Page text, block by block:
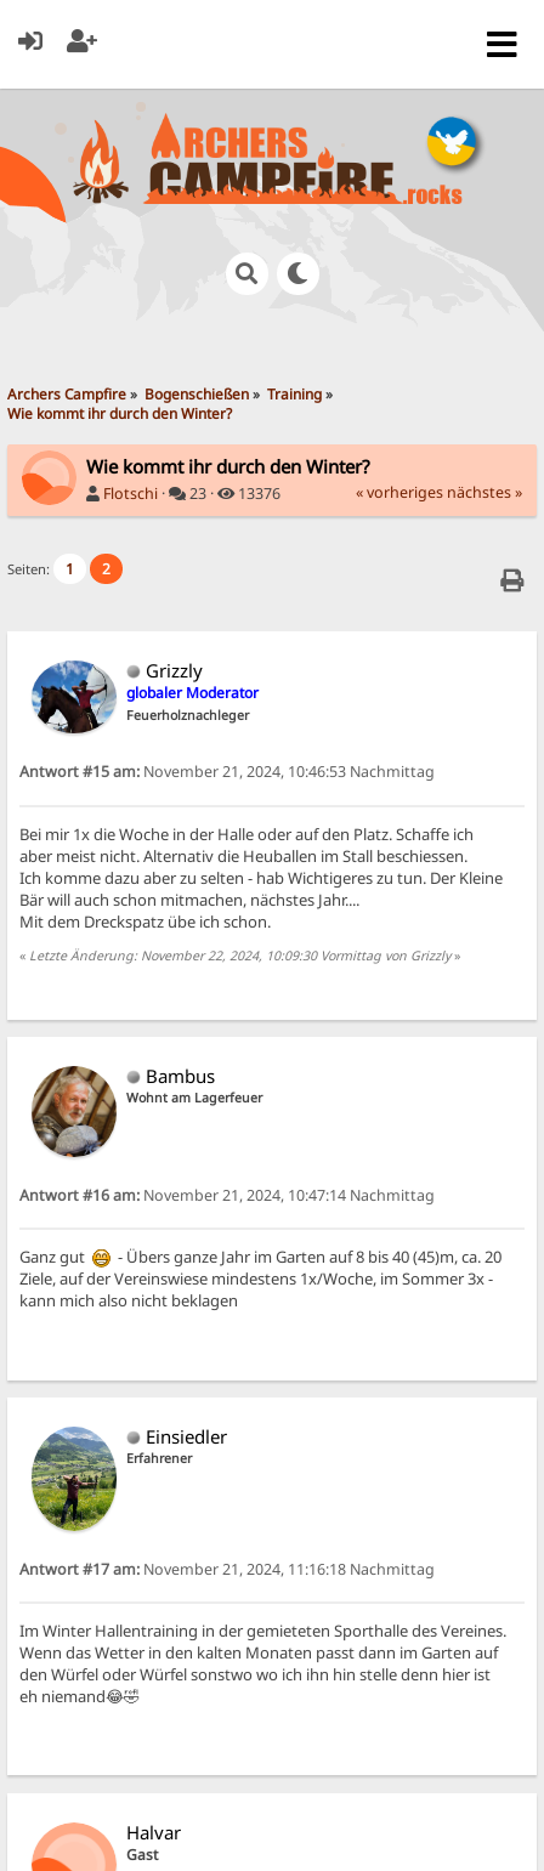
Archers Campfire» Bogenschießen» Training»
Wie kommt ihr durch den Winter?
Wie kommt ihr durch den Winter?
Flotschi · 23 · 13376 « vorheriges nächstes »
Seiten: 1 2
Grizzly
globaler Moderator
Feuerholznachleger
Antwort #15 am: November 21, 2024, 10:46:53 Nachmittag
Bei mir 1x die Woche in der Halle oder auf den Platz. Schaffe ich
aber meist nicht. Alternativ die Heuballen im Stall beschiessen.
Ich komme dazu aber zu selten - hab Wichtigeres zu tun. Der Kleine
Bär will auch schon mitmachen, nächstes Jahr....
Mit dem Dreckspatz übe ich schon.
« Letzte Änderung: November 22, 2024, 10:09:30 Vormittag von Grizzly»
Bambus
Wohnt am Lagerfeuer
Antwort #16 am: November 21, 2024, 10:47:14 Nachmittag
Ganz gut
- Übers ganze Jahr im Garten auf 8 bis 40 (45)m, ca. 20
Ziele, auf der Vereinswiese mindestens 1x/Woche, im Sommer 3x -
kann mich also nicht beklagen
Einsiedler
Erfahrener
Antwort #17 am: November 21, 2024, 11:16:18 Nachmittag
Im Winter Hallentraining in der gemieteten Sporthalle des Vereines.
Wenn das Wetter in den kalten Monaten passt dann im Garten auf
den Würfel oder Würfel sonstwo wo ich ihn hin stelle denn hier ist
eh niemand😂🤣
Halvar
Gast